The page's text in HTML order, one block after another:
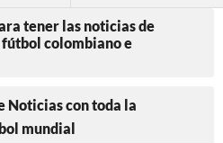
tener las noticias de
colombiano e
Noticias con toda la
mundial